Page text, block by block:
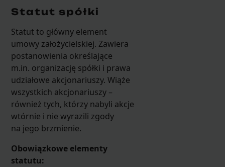
Statut spółki
Statut to główny element
umowy założycielskiej. Zawiera
postanowienia określające
m.in. organizację spółki i prawa
udziałowe akcjonariuszy. Wiąże
wszystkich akcjonariuszy –
również tych, którzy nabyli akcje
wtórnie i nie wyrazili zgody
na jego brzmienie.
Obowiązkowe elementy
statutu: